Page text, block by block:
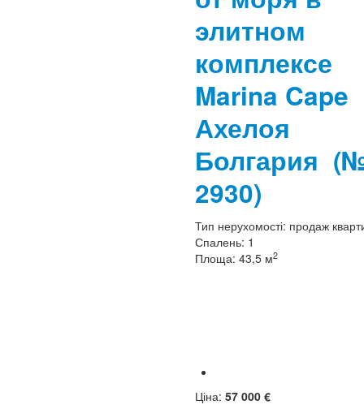
элитном
комплексе
Marina Cape
Ахелоя
Болгария
2930)
Тип нерухомості: продаж
Спалень: 1
Площа: 43,5 м2
Ціна: 57 000 €